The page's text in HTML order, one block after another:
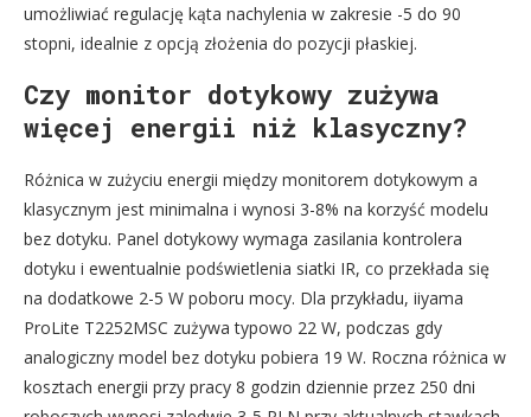
umożliwiać regulację kąta nachylenia w zakresie -5 do 90
stopni, idealnie z opcją złożenia do pozycji płaskiej.
Czy monitor dotykowy zużywa
więcej energii niż klasyczny?
Różnica w zużyciu energii między monitorem dotykowym a
klasycznym jest minimalna i wynosi 3-8% na korzyść modelu
bez dotyku. Panel dotykowy wymaga zasilania kontrolera
dotyku i ewentualnie podświetlenia siatki IR, co przekłada się
na dodatkowe 2-5 W poboru mocy. Dla przykładu, iiyama
ProLite T2252MSC zużywa typowo 22 W, podczas gdy
analogiczny model bez dotyku pobiera 19 W. Roczna różnica w
kosztach energii przy pracy 8 godzin dziennie przez 250 dni